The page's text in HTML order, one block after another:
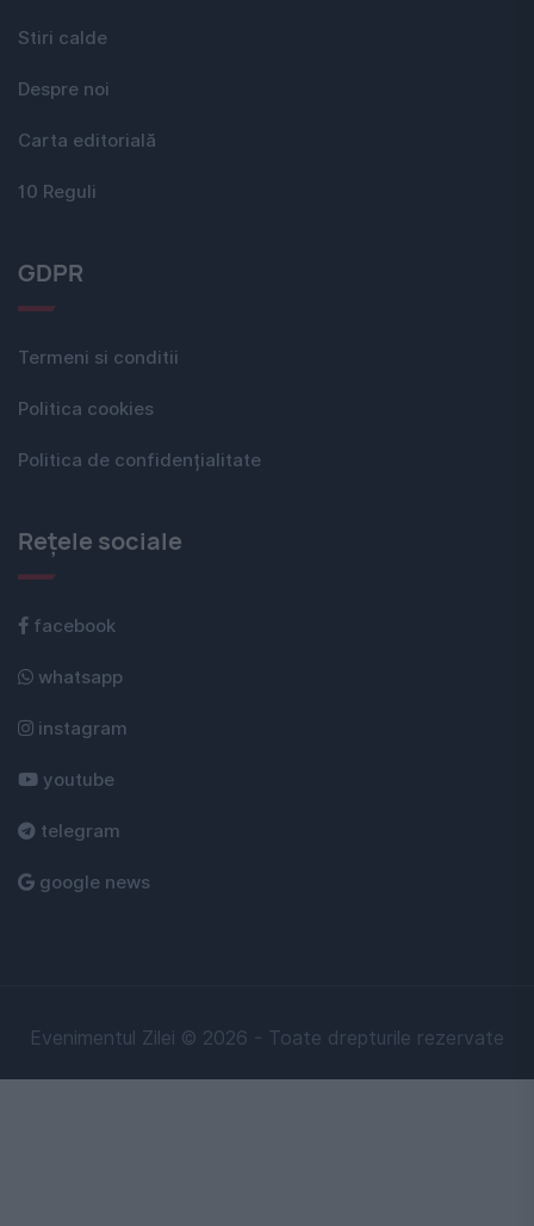
Stiri calde
Despre noi
Carta editorială
10 Reguli
GDPR
Termeni si conditii
Politica cookies
Politica de confidențialitate
Rețele sociale
facebook
whatsapp
instagram
youtube
telegram
google news
Evenimentul Zilei © 2026 - Toate drepturile rezervate